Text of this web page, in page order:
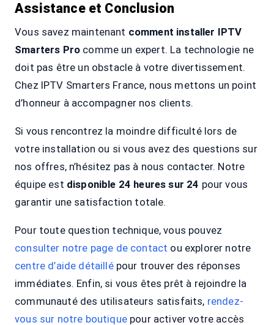
Assistance et Conclusion
Vous savez maintenant comment installer IPTV
Smarters Pro comme un expert. La technologie ne
doit pas être un obstacle à votre divertissement.
Chez IPTV Smarters France, nous mettons un point
d’honneur à accompagner nos clients.
Si vous rencontrez la moindre difficulté lors de
votre installation ou si vous avez des questions sur
nos offres, n’hésitez pas à nous contacter. Notre
équipe est disponible 24 heures sur 24 pour vous
garantir une satisfaction totale.
Pour toute question technique, vous pouvez
consulter notre page de contact ou explorer notre
centre d’aide détaillépour trouver des réponses
immédiates. Enfin, si vous êtes prêt à rejoindre la
communauté des utilisateurs satisfaits, rendez-
vous sur notre boutiquepour activer votre accès